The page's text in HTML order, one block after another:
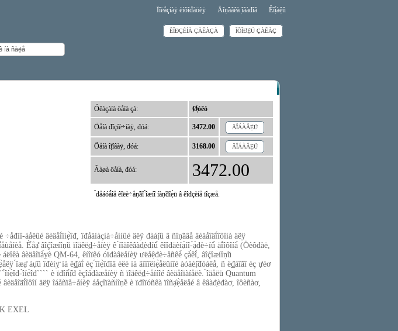
Ïîëåçíàÿ èíôîđ́àöèÿ Äîṇ̃àâêà ̣îâàđîâ Êîị́àệû
ÊÎĐÇÈÍÀ ÇÀÊÀÇÀ ÎÔÎĐ́Ẹ̀Ü ÇÀÊÀÇ
Óêàçàíà öåíà çà: Ø̣óêó
Öåíà đîçíè÷íàÿ, đóá: 3472.00 ÄÎÁÀÂẸ̀Ü
Öåíà îị̈îâàÿ, đóá: 3168.00 ÄÎÁÀÂẸ̀Ü
Âàøà öåíà, đóá: 3472.00
̉đåáóǻîå êîëè÷åṇ̃âî ́îæíî íàṇ̃đîẹ̀ü â êîđçèíå ïîçæå.
áåëûé âèäåî́îíẹ̀îđ, ïđåäíàçíà÷åííûé äëÿ đàáị̂û â ñîṇ̃àâå âèäåîäî́îôîíà äëÿ
È́åạ̊ âîḉîæíîṇ̃ü ïîäêë₫÷åíèÿ ê ́íîăîêâàđ̣èđíû́ êîîđäèíạ̀íî-́ạ̀đè÷íû́ äî́îôîíà́ (Öèôđàë,
âèäåîïà́ỵ̈è QM-64, êíîïêó óïđàâëåíèÿ ưëåệđè÷åñêè́ çà́êî́, âîḉîæíîṇ̃ü
́îæạ̊ áụ̂ü ïđèíỵ̈ íà ë₫áî́ èç ́îíẹ̀îđîâ èëè íà äîïîëíẹ̀åëüíîé àóäèị̂đóáêå, ñ ë₫áîăî èç ựèơ
́îíẹ̀îđ```` è ïđîñ́ị̂đ èçîáđàæåíèÿ ñ ïîäêë₫÷åííîé âèäåîïàíåëè. ̀îäåëü Quantum
äëÿ îáåñïå÷åíèÿ áåçîïàñíîṇ̃è è ïđîïóñêà ïîñạ̊ẹ̀åëåé â êâàđ̣èđàơ, îôèñàơ,
K EXEL